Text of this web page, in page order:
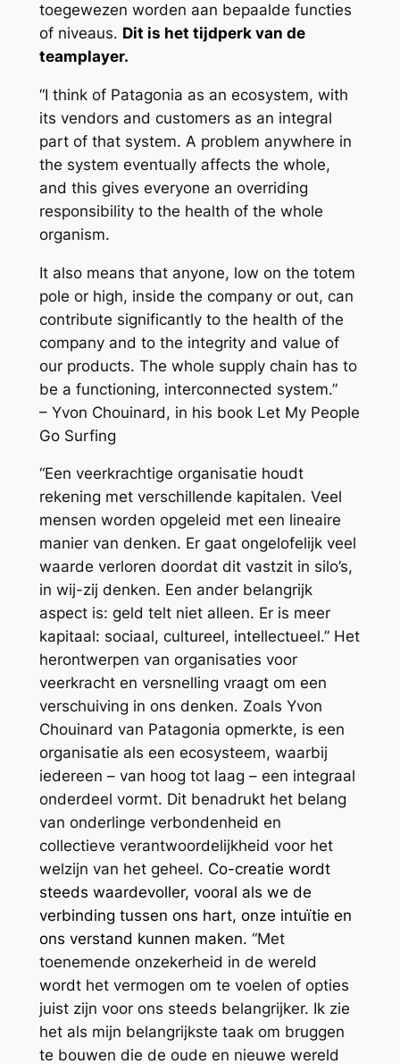
toegewezen worden aan bepaalde functies
of niveaus. Dit is het tijdperk van de
teamplayer.
“I think of Patagonia as an ecosystem, with
its vendors and customers as an integral
part of that system. A problem anywhere in
the system eventually affects the whole,
and this gives everyone an overriding
responsibility to the health of the whole
organism.
It also means that anyone, low on the totem
pole or high, inside the company or out, can
contribute significantly to the health of the
company and to the integrity and value of
our products. The whole supply chain has to
be a functioning, interconnected system.”
– Yvon Chouinard, in his book Let My People
Go Surfing
“Een veerkrachtige organisatie houdt
rekening met verschillende kapitalen. Veel
mensen worden opgeleid met een lineaire
manier van denken. Er gaat ongelofelijk veel
waarde verloren doordat dit vastzit in silo’s,
in wij-zij denken. Een ander belangrijk
aspect is: geld telt niet alleen. Er is meer
kapitaal: sociaal, cultureel, intellectueel.” Het
herontwerpen van organisaties voor
veerkracht en versnelling vraagt om een
verschuiving in ons denken. Zoals Yvon
Chouinard van Patagonia opmerkte, is een
organisatie als een ecosysteem, waarbij
iedereen – van hoog tot laag – een integraal
onderdeel vormt. Dit benadrukt het belang
van onderlinge verbondenheid en
collectieve verantwoordelijkheid voor het
welzijn van het geheel. Co-creatie wordt
steeds waardevoller, vooral als we de
verbinding tussen ons hart, onze intuïtie en
ons verstand kunnen maken. “Met
toenemende onzekerheid in de wereld
wordt het vermogen om te voelen of opties
juist zijn voor ons steeds belangrijker. Ik zie
het als mijn belangrijkste taak om bruggen
te bouwen die de oude en nieuwe wereld